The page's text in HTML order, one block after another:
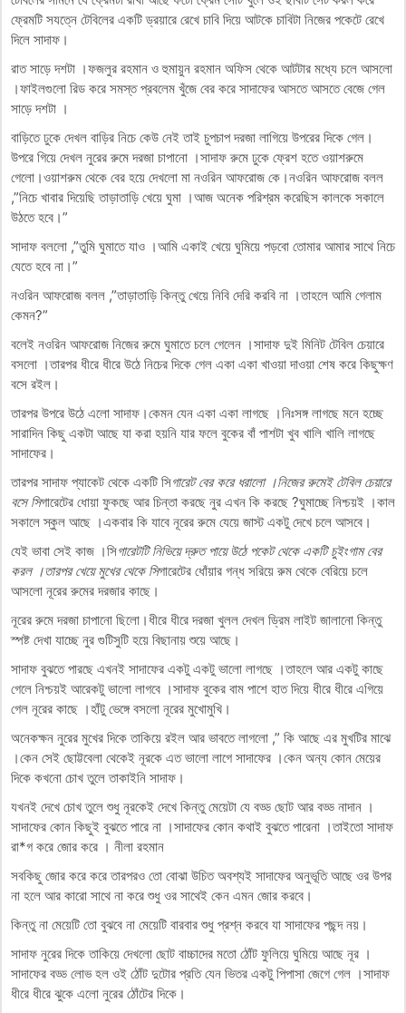
ফ্রেমটি সযত্নে টেবিলের একটি ড্রয়ারে রেখে চাবি দিয়ে আটকে চাবিটা নিজের পকেটে রেখে
দিলে সাদাফ।
রাত সাড়ে দশটা ।ফজলুর রহমান ও হুমায়ুন রহমান অফিস থেকে আটটার মধ্যে চলে আসলো
।ফাইলগুলো রিড করে সমস্ত প্রবলেম খুঁজে বের করে সাদাফের আসতে আসতে বেজে গেল
সাড়ে দশটা ।
বাড়িতে ঢুকে দেখল বাড়ির নিচে কেউ নেই তাই চুপচাপ দরজা লাগিয়ে উপরের দিকে গেল।
উপরে গিয়ে দেখল নুরের রুমে দরজা চাপানো ।সাদাফ রুমে ঢুকে ফ্রেশ হতে ওয়াশরুমে
গেলো।ওয়াশরুম থেকে বের হয়ে দেখলো মা নওরিন আফরোজ কে।নওরিন আফরোজ বলল
,”নিচে খাবার দিয়েছি তাড়াতাড়ি খেয়ে ঘুমা ।আজ অনেক পরিশ্রম করেছিস কালকে সকালে
উঠতে হবে।”
সাদাফ বললো ,”তুমি ঘুমাতে যাও ।আমি একাই খেয়ে ঘুমিয়ে পড়বো তোমার আমার সাথে নিচে
যেতে হবে না।”
নওরিন আফরোজ বলল ,”তাড়াতাড়ি কিন্তু খেয়ে নিবি দেরি করবি না ।তাহলে আমি গেলাম
কেমন?”
বলেই নওরিন আফরোজ নিজের রুমে ঘুমাতে চলে গেলেন ।সাদাফ দুই মিনিট টেবিল চেয়ারে
বসলো ।তারপর ধীরে ধীরে উঠে নিচের দিকে গেল একা একা খাওয়া দাওয়া শেষ করে কিছুক্ষণ
বসে রইল।
তারপর উপরে উঠে এলো সাদাফ।কেমন যেন একা একা লাগছে ।নিঃসঙ্গ লাগছে মনে হচ্ছে
সারাদিন কিছু একটা আছে যা করা হয়নি যার ফলে বুকের বাঁ পাশটা খুব খালি খালি লাগছে
সাদাফের।
তারপর সাদাফ প্যাকেট থেকে একটি সিগারেট বের করে ধরালো ।নিজের রুমেই টেবিল চেয়ারে
বসে সিগারেটের ধোয়া ফুকছে আর চিন্তা করছে নুর এখন কি করছে ?ঘুমাচ্ছে নিশ্চয়ই ।কাল
সকালে স্কুল আছে ।একবার কি যাবে নূরের রুমে যেয়ে জাস্ট একটু দেখে চলে আসবে।
যেই ভাবা সেই কাজ ।সিগারেটটি নিভিয়ে দ্রুত পায়ে উঠে পকেট থেকে একটি চুইংগাম বের
করল ।তারপর খেয়ে মুখের থেকে সিগারেটের ধোঁয়ার গন্ধ সরিয়ে রুম থেকে বেরিয়ে চলে
আসলো নূরের রুমের দরজার কাছে।
নূরের রুমে দরজা চাপানো ছিলো।ধীরে ধীরে দরজা খুলল দেখল ড্রিম লাইট জালানো কিন্তু
স্পষ্ট দেখা যাচ্ছে নুর গুটিসুটি হয়ে বিছানায় শুয়ে আছে।
সাদাফ বুঝতে পারছে এখনই সাদাফের একটু একটু ভালো লাগছে ।তাহলে আর একটু কাছে
গেলে নিশ্চয়ই আরেকটু ভালো লাগবে ।সাদাফ বুকের বাম পাশে হাত দিয়ে ধীরে ধীরে এগিয়ে
গেল নূরের কাছে ।হাঁটু ভেঙ্গে বসলো নূরের মুখোমুখি।
অনেকক্ষন নুরের মুখের দিকে তাকিয়ে রইল আর ভাবতে লাগলো ,” কি আছে এর মুখটির মাঝে
।কেন সেই ছোট্টবেলা থেকেই নূরকে এত ভালো লাগে সাদাফের ।কেন অন্য কোন মেয়ের
দিকে কখনো চোখ তুলে তাকাইনি সাদাফ।
যখনই দেখে চোখ তুলে শুধু নূরকেই দেখে কিন্তু মেয়েটা যে বড্ড ছোট আর বড্ড নাদান ।
সাদাফের কোন কিছুই বুঝতে পারে না ।সাদাফের কোন কথাই বুঝতে পারেনা ।তাইতো সাদাফ
রা*গ করে জোর করে । নীলা রহমান
সবকিছু জোর করে করে তারপরও তো বোঝা উচিত অবশ্যই সাদাফের অনুভূতি আছে ওর উপর
না হলে আর কারো সাথে না করে শুধু ওর সাথেই কেন এমন জোর করবে।
কিন্তু না মেয়েটি তো বুঝবে না মেয়েটি বারবার শুধু প্রশ্ন করবে যা সাদাফের পছন্দ নয়।
সাদাফ নুরের দিকে তাকিয়ে দেখলো ছোট বাচ্চাদের মতো ঠোঁট ফুলিয়ে ঘুমিয়ে আছে নূর ।
সাদাফের বড্ড লোভ হল ওই ঠোঁট দুটোর প্রতি যেন ভিতর একটু পিপাসা জেগে গেল ।সাদাফ
ধীরে ধীরে ঝুকে এলো নুরের ঠোঁটের দিকে।